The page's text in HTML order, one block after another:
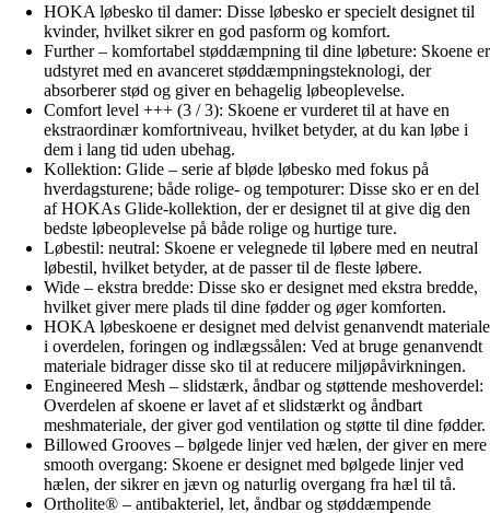
HOKA løbesko til damer: Disse løbesko er specielt designet til
kvinder, hvilket sikrer en god pasform og komfort.
Further – komfortabel støddæmpning til dine løbeture: Skoene er
udstyret med en avanceret støddæmpningsteknologi, der
absorberer stød og giver en behagelig løbeoplevelse.
Comfort level +++ (3 / 3): Skoene er vurderet til at have en
ekstraordinær komfortniveau, hvilket betyder, at du kan løbe i
dem i lang tid uden ubehag.
Kollektion: Glide – serie af bløde løbesko med fokus på
hverdagsturene; både rolige- og tempoturer: Disse sko er en del
af HOKAs Glide-kollektion, der er designet til at give dig den
bedste løbeoplevelse på både rolige og hurtige ture.
Løbestil: neutral: Skoene er velegnede til løbere med en neutral
løbestil, hvilket betyder, at de passer til de fleste løbere.
Wide – ekstra bredde: Disse sko er designet med ekstra bredde,
hvilket giver mere plads til dine fødder og øger komforten.
HOKA løbeskoene er designet med delvist genanvendt materiale
i overdelen, foringen og indlægssålen: Ved at bruge genanvendt
materiale bidrager disse sko til at reducere miljøpåvirkningen.
Engineered Mesh – slidstærk, åndbar og støttende meshoverdel:
Overdelen af skoene er lavet af et slidstærkt og åndbart
meshmateriale, der giver god ventilation og støtte til dine fødder.
Billowed Grooves – bølgede linjer ved hælen, der giver en mere
smooth overgang: Skoene er designet med bølgede linjer ved
hælen, der sikrer en jævn og naturlig overgang fra hæl til tå.
Ortholite® – antibakteriel, let, åndbar og støddæmpende